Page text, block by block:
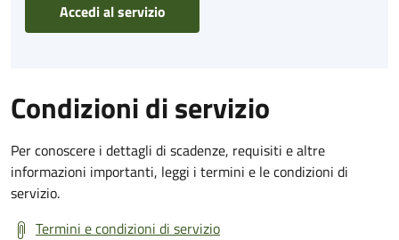
Accedi al servizio
Condizioni di servizio
Per conoscere i dettagli di scadenze, requisiti e altre
informazioni importanti, leggi i termini e le condizioni di
servizio.
Termini e condizioni di servizio